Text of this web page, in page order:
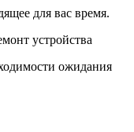
для вас время.
устройства
ожидания